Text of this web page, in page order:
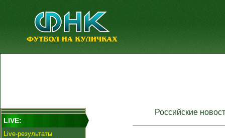
LIVE:
Live-результаты
Российские